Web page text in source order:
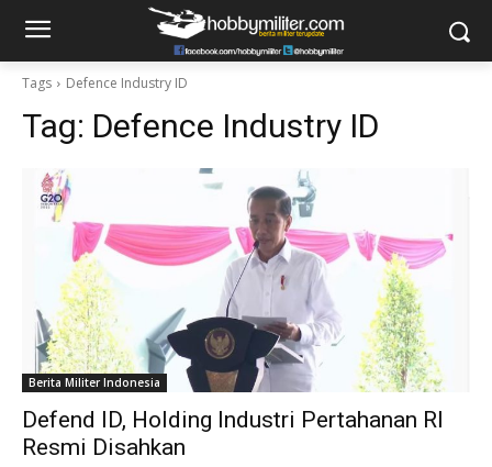
Tags Defence Industry ID
Tag: Defence Industry ID
Berita Militer Indonesia
Defend ID, Holding Industri Pertahanan RI
Resmi Disahkan